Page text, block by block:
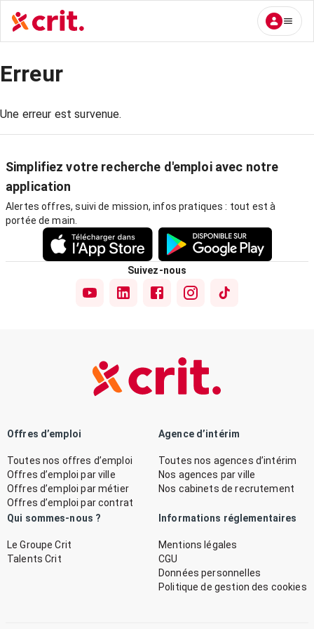
Erreur
Une erreur est survenue.
Simplifiez votre recherche d'emploi avec notre
application
Alertes offres, suivi de mission, infos pratiques : tout est à
portée de main.
Suivez-nous
Offres d’emploi
Toutes nos offres d’emploi
Offres d’emploi par ville
Offres d’emploi par métier
Offres d’emploi par contrat
Agence d’intérim
Toutes nos agences d’intérim
Nos agences par ville
Nos cabinets de recrutement
Qui sommes-nous ?
Le Groupe Crit
Talents Crit
Informations réglementaires
Mentions légales
CGU
Données personnelles
Politique de gestion des cookies